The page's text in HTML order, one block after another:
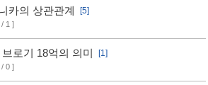
카의 상관관계
[5]
/ 1 ]
로기 18억의 의미
[1]
/ 0 ]